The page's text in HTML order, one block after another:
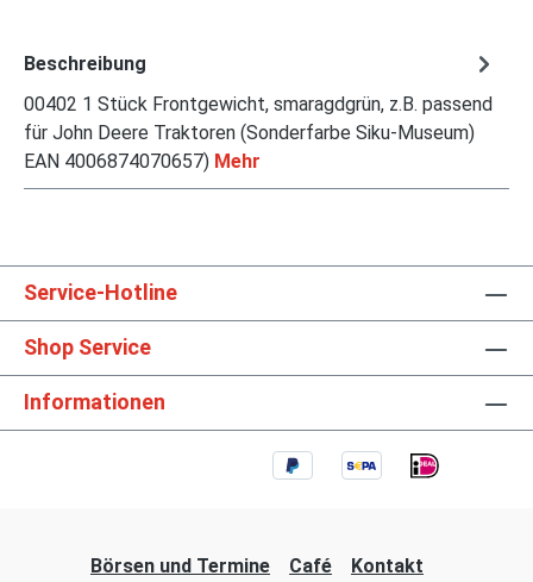
Beschreibung
00402 1 Stück Frontgewicht, smaragdgrün, z.B. passend
für John Deere Traktoren (Sonderfarbe Siku-Museum)
EAN 4006874070657) Mehr
Service-Hotline
Shop Service
Informationen
Börsen und Termine Café Kontakt